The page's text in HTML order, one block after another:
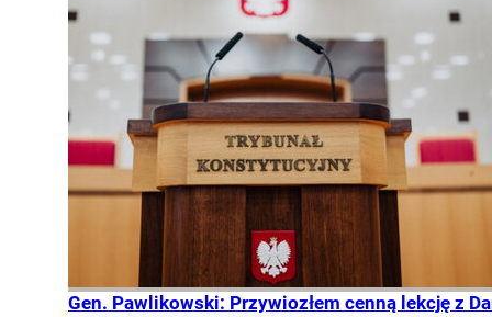
Gen. Pawlikowski: Przywiozłem cenną lekcję z